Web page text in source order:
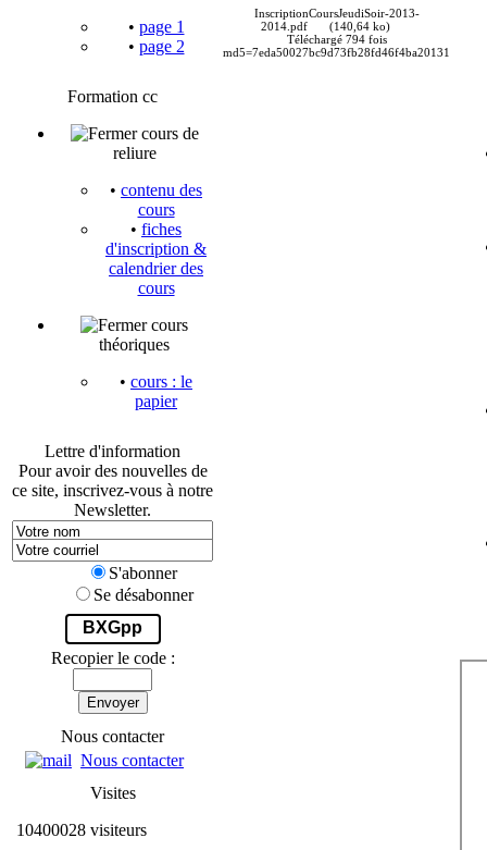
• page 1
• page 2
Formation cc
cours de
reliure
• contenu des
cours
• fiches
d'inscription &
calendrier des
cours
cours
théoriques
• cours : le
papier
Lettre d'information
Pour avoir des nouvelles de
ce site, inscrivez-vous à notre
Newsletter.
S'abonner
Se désabonner
BXGpp
Recopier le code :
Envoyer
Nous contacter
Nous contacter
Visites
10400028 visiteurs
InscriptionCoursJeudiSoir-2013-
2014.pdf
(140,64 ko)
Téléchargé 794 fois
md5=7eda50027bc9d73fb28fd46f4ba20131